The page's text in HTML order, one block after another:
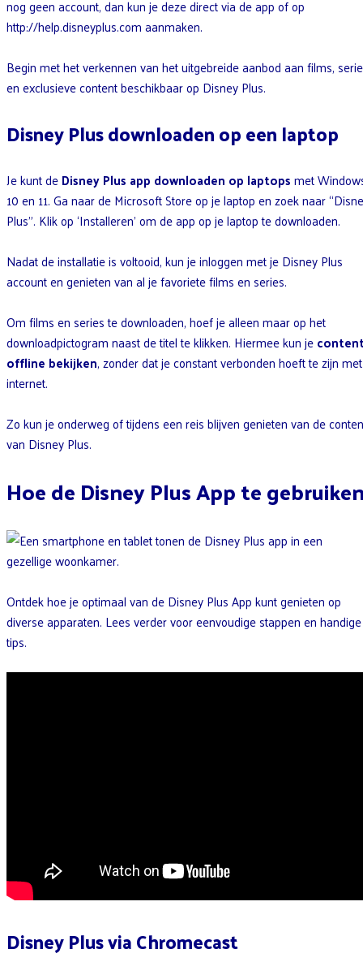
nog geen account, dan kun je deze direct via de app of op
http://help.disneyplus.com aanmaken.
Begin met het verkennen van het uitgebreide aanbod aan films,
en exclusieve content beschikbaar op Disney Plus.
Disney Plus downloaden op een laptop
Je kunt deDisney Plus app downloaden op laptopsmet
10 en 11. Ga naar de Microsoft Store op je laptop en zoek naar
Plus”. Klik op ‘Installeren’ om de app op je laptop te downloaden.
Nadat de installatie is voltooid, kun je inloggen met je Disney Plus
account en genieten van al je favoriete films en series.
Om films en series te downloaden, hoef je alleen maar op het
downloadpictogram naast de titel te klikken. Hiermee kun je
offline bekijken, zonder dat je constant verbonden hoeft te zijn met
internet.
Zo kun je onderweg of tijdens een reis blijven genieten van de
van Disney Plus.
Hoe de Disney Plus App te
Ontdek hoe je optimaal van de Disney Plus App kunt genieten op
diverse apparaten. Lees verder voor eenvoudige stappen en handige
tips.
Disney Plus via Chromecast